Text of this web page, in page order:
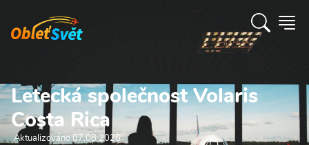
Letecká společnost Volaris
Costa Rica
Aktualizováno 07.08 2026